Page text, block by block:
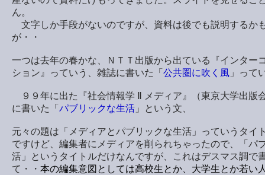
ん。
文字しか手段がないのですが、資料は後でも説明するか
が・・
一つは去年の春かな、ＮＴＴ出版から出ている『インター
ション』っていう、雑誌に書いた「 公共圏に吹く風 」って
９９年に出た『社会情報学 Ⅱ メディア』（東京大学出版
に書いた「 パブリックな生活 」という文、
元々の題は「メディアとパブリックな生活」っていうタイ
ですけど、編集者にメディアを削られちゃったので、「パ
活」というタイトルだけなんですが、これはデスマス調で
て・・ 本の編集意図としては高校生とか、大学生とか若い